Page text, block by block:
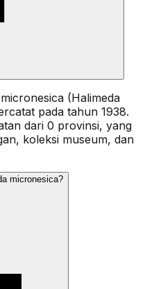
(Halimeda
pada tahun 1938.
dari 0 provinsi, yang
koleksi museum, dan
micronesica?